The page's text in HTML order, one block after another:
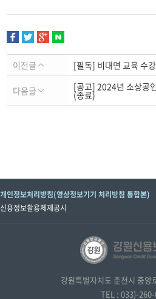
이전글 [필독] 비대면 교육 수
다음글 [공고] 2024년 소상공
(종료)
개인정보처리방침(영상정보기기 처리방침 통합본)
신용정보활용체제공시
강원특별자치도 춘천시 중앙
TEL : 033)-